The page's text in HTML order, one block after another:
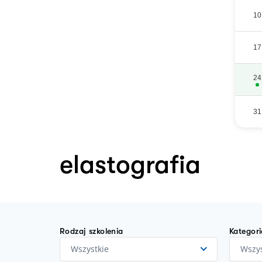
10
17
24
31
elastografia
Rodzaj szkolenia
Wszystkie